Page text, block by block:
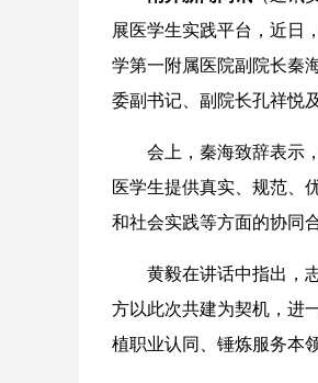
展医学生实践平台，近日
学第一附属医院副院长秦
委副书记、副院长孔祥悦
会上，秦海致辞表示，
医学生提供真实、规范、
和社会实践等方面的协同
黄毅在讲话中指出，志
方以此次共建为契机，进
植职业认同、锤炼服务本